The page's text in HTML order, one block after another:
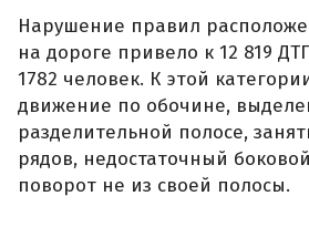
Нарушение правил
на дороге привело к 12 819
1782 человек. К этой
движение по обочине,
разделительной полосе,
рядов, недостаточный
поворот не из своей полосы.